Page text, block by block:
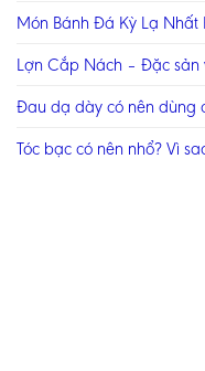
Món Bánh Đá Kỳ Lạ
Lợn Cắp Nách – Đặc
Đau dạ dày có nên dùng
Tóc bạc có nên nhổ? Vì